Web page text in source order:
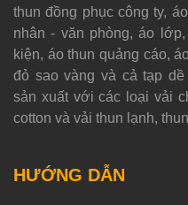
thun đồng phục công ty,
nhân - văn phòng, áo
kiện, áo thun quảng cáo,
đỏ sao vàng và cả tạp
sản xuất với các loại vải
cotton và vải thun lạnh,
HƯỚNG DẪN